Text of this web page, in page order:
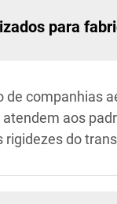
para
de companhias
aos
rigidezes do